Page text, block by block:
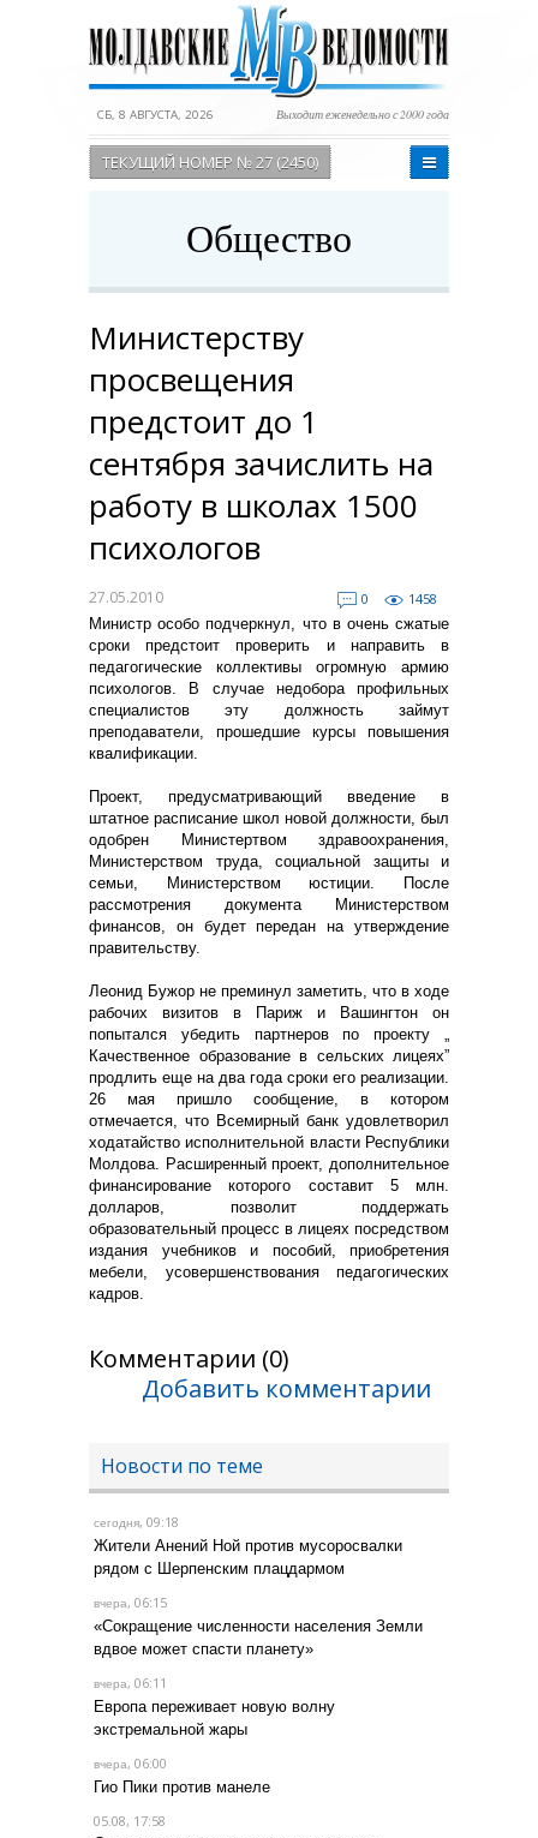
СБ, 8 АВГУСТА, 2026 Выходит еженедельно с 2000 года
ТЕКУЩИЙ НОМЕР № 27 (2450)
Общество
Министерству
просвещения
предстоит до 1
сентября зачислить на
работу в школах 1500
психологов
27.05.2010 0
1458
Министр особо подчеркнул, что в очень сжатые
сроки предстоит проверить и направить в
педагогические коллективы огромную армию
психологов. В случае недобора профильных
специалистов эту должность займут
преподаватели, прошедшие курсы повышения
квалификации.
Проект, предусматривающий введение в
штатное расписание школ новой должности, был
одобрен Министертвом здравоохранения,
Министерством труда, социальной защиты и
семьи, Министерством юстиции. После
рассмотрения документа Министерством
финансов, он будет передан на утверждение
правительству.
Леонид Бужор не преминул заметить, что в ходе
рабочих визитов в Париж и Вашингтон он
попытался убедить партнеров по проекту „
Качественное образование в сельских лицеях”
продлить еще на два года сроки его реализации.
26 мая пришло сообщение, в котором
отмечается, что Всемирный банк удовлетворил
ходатайство исполнительной власти Республики
Молдова. Расширенный проект, дополнительное
финансирование которого составит 5 млн.
долларов, позволит поддержать
образовательный процесс в лицеях посредством
издания учебников и пособий, приобретения
мебели, усовершенствования педагогических
кадров.
Комментарии (0)
Добавить комментарии
Новости по теме
сегодня, 09:18
Жители Анений Ной против мусоросвалки
рядом с Шерпенским плацдармом
вчера, 06:15
«Сокращение численности населения Земли
вдвое может спасти планету»
вчера, 06:11
Европа переживает новую волну
экстремальной жары
вчера, 06:00
Гио Пики против манеле
05.08, 17:58